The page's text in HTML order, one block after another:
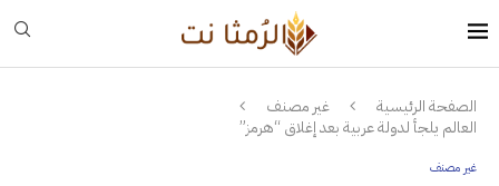
الصفحة الرئيسية
غير مصنف
العالم يلجأ لدولة عربية بعد إغلاق “هرمز”
غير مصنف